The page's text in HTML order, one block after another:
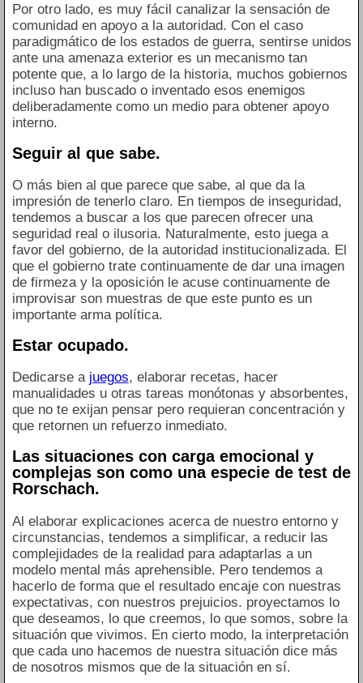
Por otro lado, es muy fácil canalizar la sensación de
comunidad en apoyo a la autoridad. Con el caso
paradigmático de los estados de guerra, sentirse unidos
ante una amenaza exterior es un mecanismo tan
potente que, a lo largo de la historia, muchos gobiernos
incluso han buscado o inventado esos enemigos
deliberadamente como un medio para obtener apoyo
interno.
Seguir al que sabe.
O más bien al que parece que sabe, al que da la
impresión de tenerlo claro. En tiempos de inseguridad,
tendemos a buscar a los que parecen ofrecer una
seguridad real o ilusoria. Naturalmente, esto juega a
favor del gobierno, de la autoridad institucionalizada. El
que el gobierno trate continuamente de dar una imagen
de firmeza y la oposición le acuse continuamente de
improvisar son muestras de que este punto es un
importante arma política.
Estar ocupado.
Dedicarse a juegos, elaborar recetas, hacer
manualidades u otras tareas monótonas y absorbentes,
que no te exijan pensar pero requieran concentración y
que retornen un refuerzo inmediato.
Las situaciones con carga emocional y
complejas son como una especie de test de
Rorschach.
Al elaborar explicaciones acerca de nuestro entorno y
circunstancias, tendemos a simplificar, a reducir las
complejidades de la realidad para adaptarlas a un
modelo mental más aprehensible. Pero tendemos a
hacerlo de forma que el resultado encaje con nuestras
expectativas, con nuestros prejuicios. proyectamos lo
que deseamos, lo que creemos, lo que somos, sobre la
situación que vivimos. En cierto modo, la interpretación
que cada uno hacemos de nuestra situación dice más
de nosotros mismos que de la situación en sí.